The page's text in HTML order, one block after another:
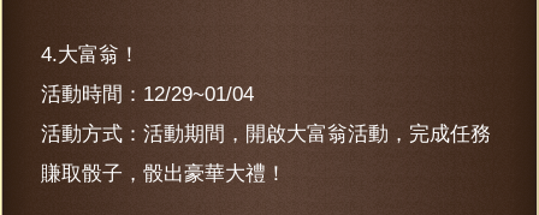
4.大富翁！
活動時間：12/29~01/04
活動方式：活動期間，開啟大富翁活動，完成任務
賺取骰子，骰出豪華大禮！